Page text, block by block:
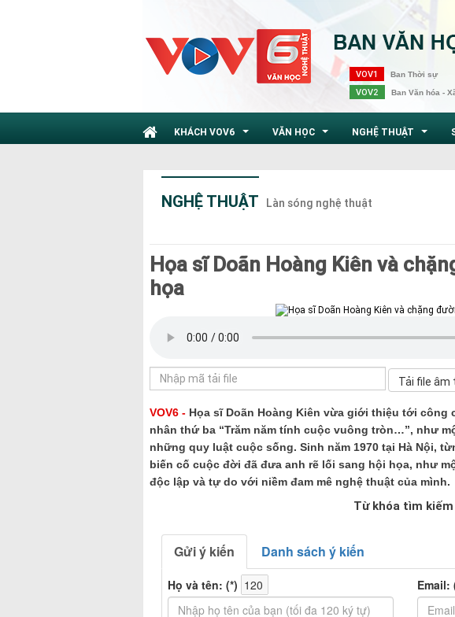
VOV1 Ban Thời sự
VOV2 Ban Văn hóa -
KHÁCH VOV6 VĂN HỌC NGHỆ THUẬT
NGHỆ THUẬT Làn sóng nghệ thuật
Họa sĩ Doãn Hoàng Kiên và
họa
VOV6 - Họa sĩ Doãn Hoàng Kiên vừa giới thiệu tới công
nhân thứ ba “Trăm năm tính cuộc vuông tròn…”, như
những quy luật cuộc sống. Sinh năm 1970 tại Hà Nội,
biến cố cuộc đời đã đưa anh rẽ lối sang hội họa, như
độc lập và tự do với niềm đam mê nghệ thuật của mình.
Từ khóa tìm kiếm